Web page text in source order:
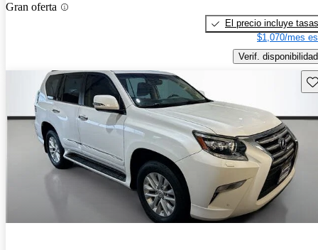
Gran oferta
El precio incluye tasas
$1,070/mes
Verif. disponibilidad